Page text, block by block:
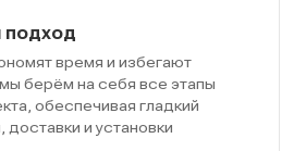
подход
время и избегают
берём на себя все этапы
обеспечивая гладкий
доставки и установки